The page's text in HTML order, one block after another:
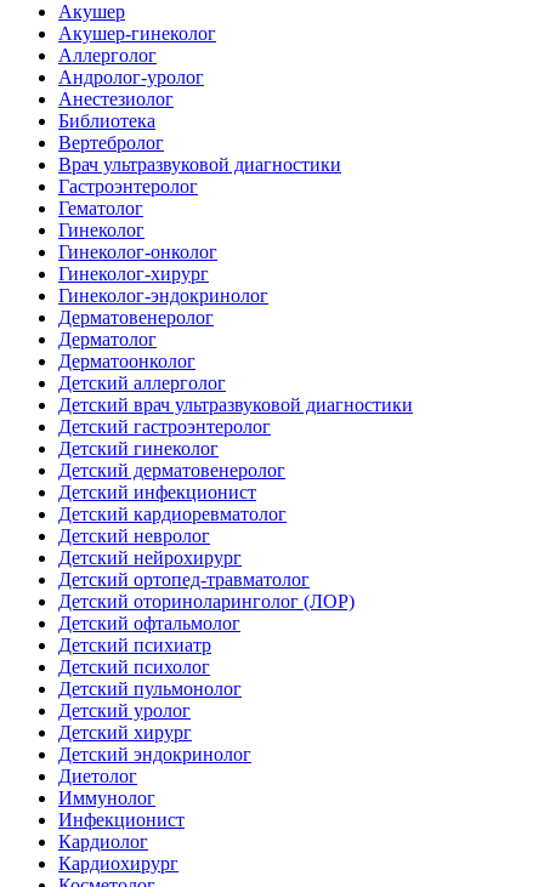
Акушер
Акушер-гинеколог
Аллерголог
Андролог-уролог
Анестезиолог
Библиотека
Вертебролог
Врач ультразвуковой диагностики
Гастроэнтеролог
Гематолог
Гинеколог
Гинеколог-онколог
Гинеколог-хирург
Гинеколог-эндокринолог
Дерматовенеролог
Дерматолог
Дерматоонколог
Детский аллерголог
Детский врач ультразвуковой диагностики
Детский гастроэнтеролог
Детский гинеколог
Детский дерматовенеролог
Детский инфекционист
Детский кардиоревматолог
Детский невролог
Детский нейрохирург
Детский ортопед-травматолог
Детский оториноларинголог (ЛОР)
Детский офтальмолог
Детский психиатр
Детский психолог
Детский пульмонолог
Детский уролог
Детский хирург
Детский эндокринолог
Диетолог
Иммунолог
Инфекционист
Кардиолог
Кардиохирург